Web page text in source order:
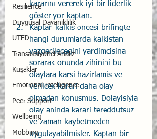
Resilience
Duygusal Dayanıklılık
UTED
Transaksiyonel Analiz
Kuşaklar
Emotional Intelligence
Peer Support
Wellbeing
Mobbing
kararını vererek iyi bir liderlik
gösteriyor kaptan.
Kaptan kalkis oncesi brifingte
hangi durumlarda kalkistan
vazgecilecegini yardimcisina
sorarak onunda zihinini bu
olaylara karsi hazirlamis ve
verilcek karari daha olay
olmadan konusmus. Dolayisiyla
olay aninda karari tereddutsuz
ve zaman kaybetmeden
uygulayabilmisler. Kaptan bir